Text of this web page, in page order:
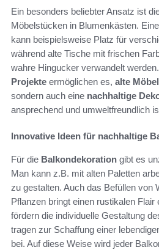
Ein besonders beliebter Ansatz ist
Möbelstücken in Blumenkästen.
kann beispielsweise Platz für
während alte Tische mit frischen
wahre Hingucker verwandelt
Projekte ermöglichen es, alte Möbel
sondern auch eine nachhaltige
ansprechend und umweltfreundlich
Innovative Ideen für nachhaltige
Für die Balkondekoration gibt es
Man kann z.B. mit alten Paletten
zu gestalten. Auch das Befüllen von
Pflanzen bringt einen rustikalen Flair
fördern die individuelle Gestaltung
tragen zur Schaffung einer
bei. Auf diese Weise wird jeder